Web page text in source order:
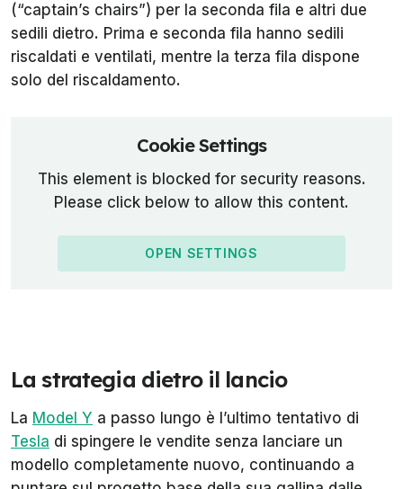
(“captain’s chairs”) per la seconda fila e altri due
sedili dietro. Prima e seconda fila hanno sedili
riscaldati e ventilati, mentre la terza fila dispone
solo del riscaldamento.
Cookie Settings
This element is blocked for security reasons.
Please click below to allow this content.
OPEN SETTINGS
La strategia dietro il lancio
La Model Y a passo lungo è l’ultimo tentativo di
Tesla di spingere le vendite senza lanciare un
modello completamente nuovo, continuando a